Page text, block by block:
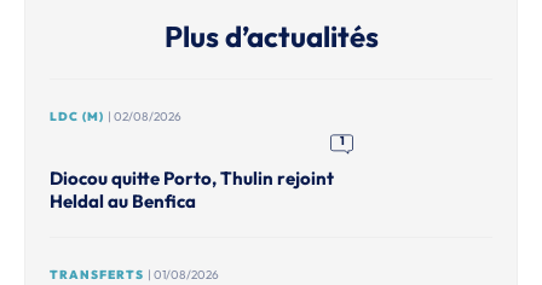
Plus d’actualités
LDC (M) | 02/08/2026
1
Diocou quitte Porto, Thulin rejoint
Heldal au Benfica
TRANSFERTS | 01/08/2026